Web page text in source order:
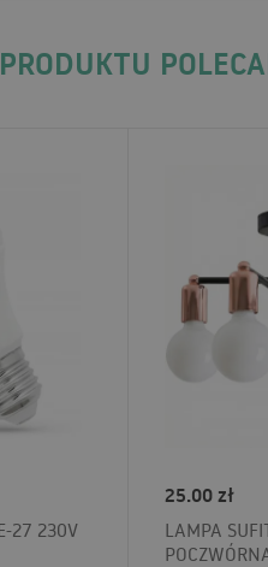
27 230V
25.00 zł
LAMPA